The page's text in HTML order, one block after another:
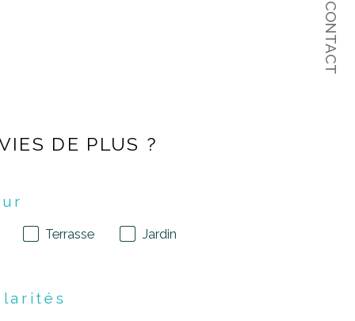
CONTACT
DE PLUS ?
Terrasse Jardin